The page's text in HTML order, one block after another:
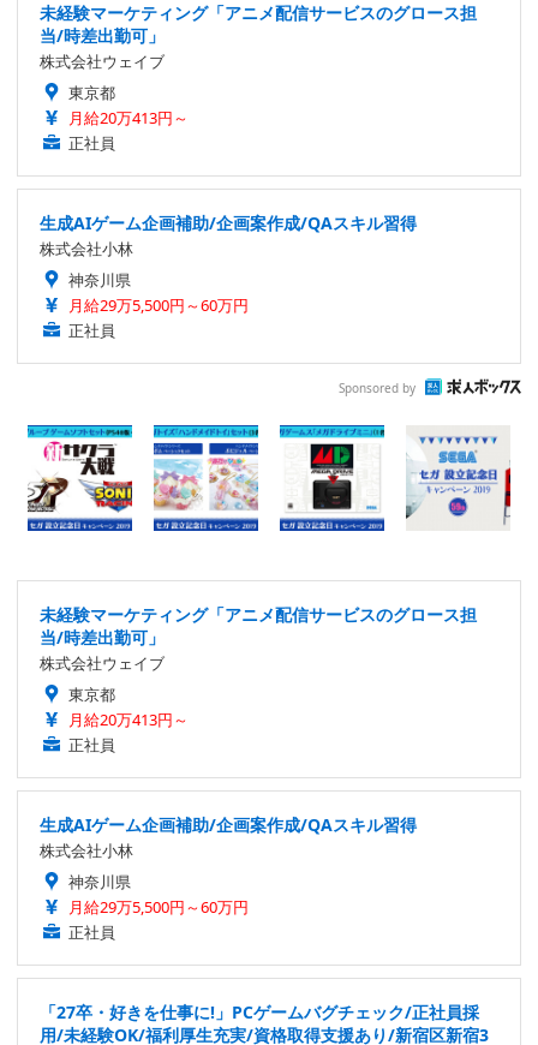
未経験マーケティング「アニメ配信サービスのグロース担
当/時差出勤可」
株式会社ウェイブ
東京都
月給20万413円～
正社員
生成AIゲーム企画補助/企画案作成/QAスキル習得
株式会社小林
神奈川県
月給29万5,500円～60万円
正社員
Sponsored by
未経験マーケティング「アニメ配信サービスのグロース担
当/時差出勤可」
株式会社ウェイブ
東京都
月給20万413円～
正社員
生成AIゲーム企画補助/企画案作成/QAスキル習得
株式会社小林
神奈川県
月給29万5,500円～60万円
正社員
「27卒・好きを仕事に!」PCゲームバグチェック/正社員採
用/未経験OK/福利厚生充実/資格取得支援あり/新宿区新宿3